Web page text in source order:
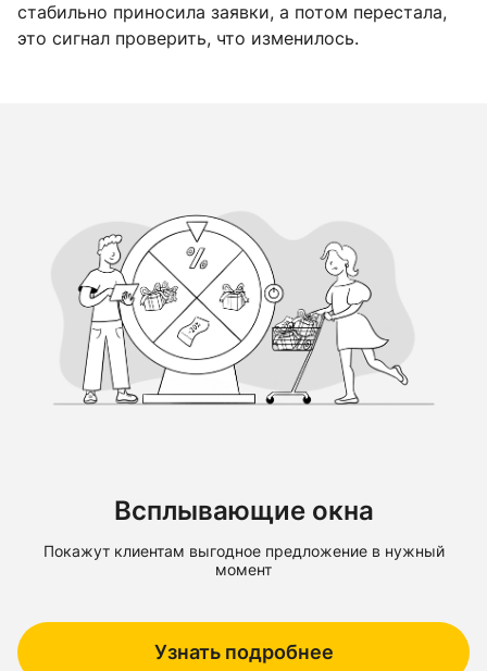
стабильно приносила заявки, а потом перестала,
это сигнал проверить, что изменилось.
Всплывающие окна
Покажут клиентам выгодное предложение в нужный
момент
Узнать подробнее